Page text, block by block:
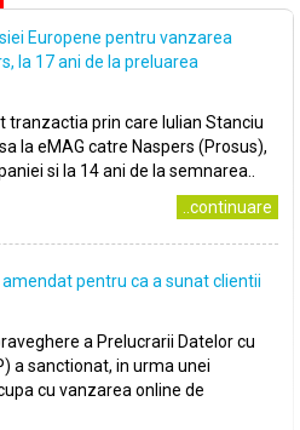
Europene pentru vanzarea
la 17 ani de la preluarea
tranzactia prin care Iulian Stanciu
la eMAG catre Naspers (Prosus),
si la 14 ani de la semnarea..
..continuare
pentru ca a sunat clientii
a Prelucrarii Datelor cu
a sanctionat, in urma unei
cu vanzarea online de